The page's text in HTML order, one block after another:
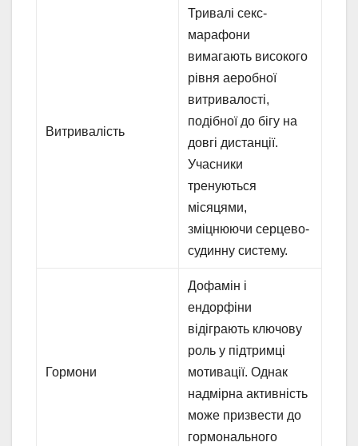
Витривалість
Тривалі секс-
марафони
вимагають високого
рівня аеробної
витривалості,
подібної до бігу на
довгі дистанції.
Учасники
тренуються
місяцями,
зміцнюючи серцево-
судинну систему.
Гормони
Дофамін і
ендорфіни
відіграють ключову
роль у підтримці
мотивації. Однак
надмірна активність
може призвести до
гормонального